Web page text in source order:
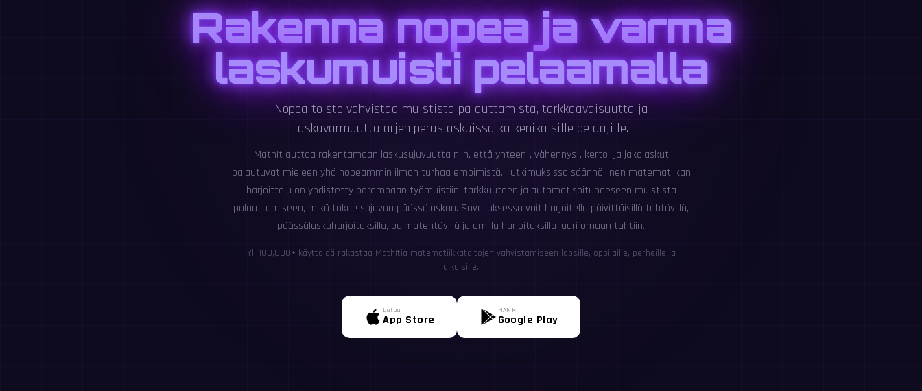
Rakenna nopea ja varma
laskumuisti pelaamalla
Nopea toisto vahvistaa muistista palauttamista, tarkkaavaisuutta ja
laskuvarmuutta arjen peruslaskuissa kaikenikäisille pelaajille.
MathIt auttaa rakentamaan laskusujuvuutta niin, että yhteen-, vähennys-, kerto- ja jakolaskut
palautuvat mieleen yhä nopeammin ilman turhaa empimistä. Tutkimuksissa säännöllinen matematiikan
harjoittelu on yhdistetty parempaan työmuistiin, tarkkuuteen ja automatisoituneeseen muistista
palauttamiseen, mikä tukee sujuvaa päässälaskua. Sovelluksessa voit harjoitella päivittäisillä tehtävillä,
päässälaskuharjoituksilla, pulmatehtävillä ja omilla harjoituksilla juuri omaan tahtiin.
Yli 100,000+ käyttäjää rakastaa MathItia matematiikkataitojen vahvistamiseen lapsille, oppilaille, perheille ja
aikuisille.
Lataa
App Store
HANKI
Google Play